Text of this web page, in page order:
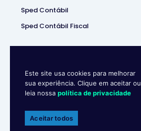
Sped Contábil
Sped Contábil Fiscal
Contábill | (37) 3229-5850 |
Política de privacidade
Este site usa cookies para melhorar
sua experiência. Clique em aceitar ou
leia nossa política de privacidade
Aceitar todos